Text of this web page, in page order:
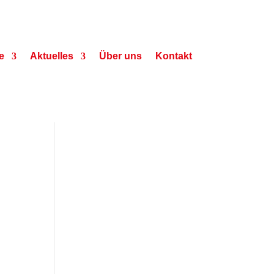
Aktuelles Über uns Kontakt